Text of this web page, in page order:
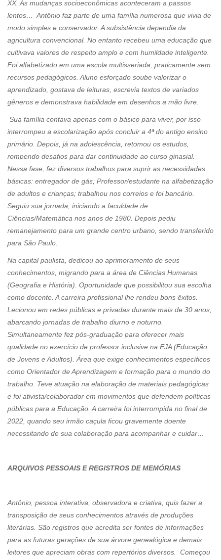
XX. As mudanças socioeconômicas aconteceram a passos
lentos… Antônio faz parte de uma família numerosa que vivia de
modo simples e conservador. A subsistência dependia da
agricultura convencional. No entanto recebeu uma educação que
cultivava valores de respeito amplo e com humildade inteligente.
Foi alfabetizado em uma escola multisseriada, praticamente sem
recursos pedagógicos. Aluno esforçado soube valorizar o
aprendizado, gostava de leituras, escrevia textos de variados
gêneros e demonstrava habilidade em desenhos a mão livre.
Sua família contava apenas com o básico para viver, por isso
interrompeu a escolarização após concluir a 4ª do antigo ensino
primário. Depois, já na adolescência, retomou os estudos,
rompendo desafios para dar continuidade ao curso ginasial.
Nessa fase, fez diversos trabalhos para suprir as necessidades
básicas: entregador de gás; Professor/estudante na alfabetização
de adultos e crianças; trabalhou nos correios e foi bancário.
Seguiu sua jornada, iniciando a faculdade de
Ciências/Matemática nos anos de 1980. Depois pediu
remanejamento para um grande centro urbano, sendo transferido
para São Paulo.
Na capital paulista, dedicou ao aprimoramento de seus
conhecimentos, migrando para a área de Ciências Humanas
(Geografia e História). Oportunidade que possibilitou sua escolha
como docente. A carreira profissional lhe rendeu bons êxitos.
Lecionou em redes públicas e privadas durante mais de 30 anos,
abarcando jornadas de trabalho diurno e noturno.
Simultaneamente fez pós-graduação para oferecer mais
qualidade no exercício de professor inclusive na EJA (Educação
de Jovens e Adultos). Área que exige conhecimentos específicos
como Orientador de Aprendizagem e formação para o mundo do
trabalho. Teve atuação na elaboração de materiais pedagógicas
e foi ativista/colaborador em movimentos que defendem políticas
públicas para a Educação. A carreira foi interrompida no final de
2022, quando seu irmão caçula ficou gravemente doente
necessitando de sua colaboração para acompanhar e cuidar…
ARQUIVOS PESSOAIS E REGISTROS DE MEMÓRIAS
Antônio, pessoa interativa, observadora e criativa, quis fazer a
transposição de seus conhecimentos através de produções
literárias. São registros que acredita ser fontes de informações
para as futuras gerações de sua árvore genealógica e demais
leitores que apreciam obras com repertórios diversos. Começou